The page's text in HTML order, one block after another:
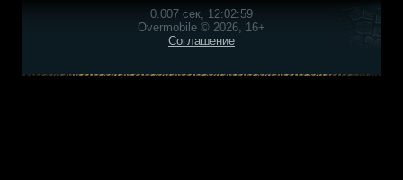
0.007 сек, 12:02:59
Overmobile © 2026, 16+
Соглашение